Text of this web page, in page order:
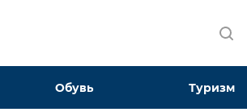
Обувь Туризм